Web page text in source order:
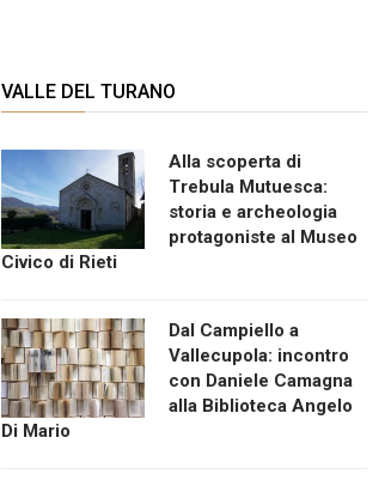
VALLE DEL TURANO
Alla scoperta di
Trebula Mutuesca:
storia e archeologia
protagoniste al Museo
Civico di Rieti
Dal Campiello a
Vallecupola: incontro
con Daniele Camagna
alla Biblioteca Angelo
Di Mario